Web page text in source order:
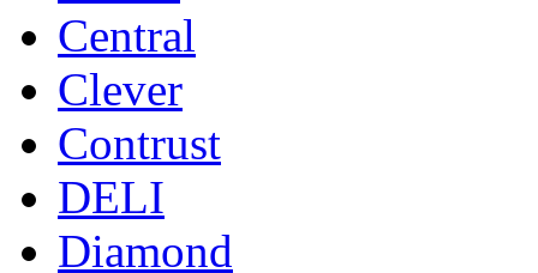
Central
Clever
Contrust
DELI
Diamond